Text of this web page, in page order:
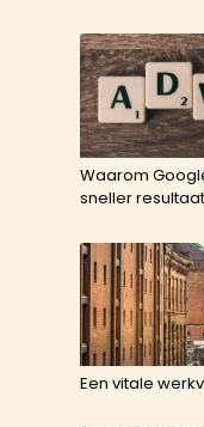
Waarom
sneller
Een vitale